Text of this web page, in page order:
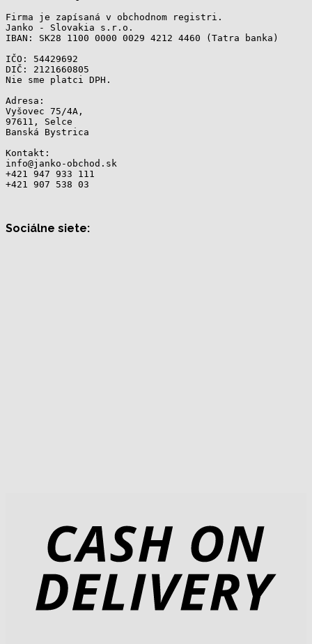
Firma je zapísaná v obchodnom registri.
Janko - Slovakia s.r.o.
IBAN: SK28 1100 0000 0029 4212 4460 (Tatra banka)
IČO: 54429692
DIČ: 2121660805
Nie sme platci DPH.
Adresa:
Vyšovec 75/4A,
97611, Selce
Banská Bystrica
Kontakt:
info@janko-obchod.sk
+421 947 933 111
+421 907 538 03
Sociálne siete: